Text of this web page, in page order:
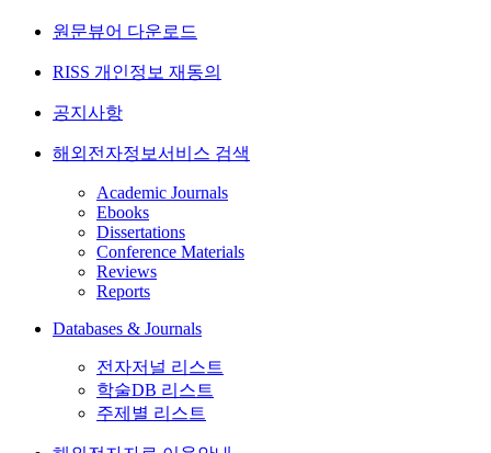
원문뷰어 다운로드
RISS 개인정보 재동의
공지사항
해외전자정보서비스 검색
Academic Journals
Ebooks
Dissertations
Conference Materials
Reviews
Reports
Databases & Journals
전자저널 리스트
학술DB 리스트
주제별 리스트